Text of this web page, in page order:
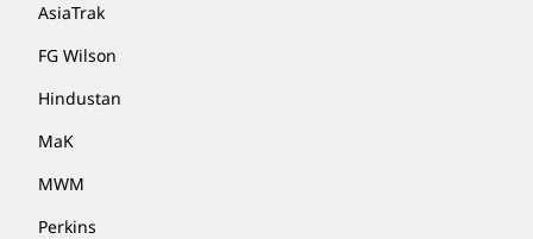
AsiaTrak
FG Wilson
Hindustan
MaK
MWM
Perkins